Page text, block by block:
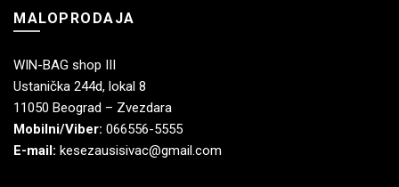
MALOPRODAJA
WIN-BAG shop III
Ustanička 244d, lokal 8
11050 Beograd – Zvezdara
Mobilni/Viber: 066556-5555
E-mail: kesezausisivac@gmail.com